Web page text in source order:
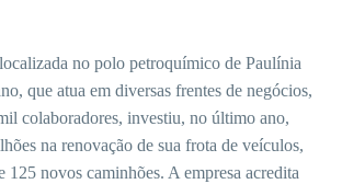
no polo petroquímico de Paulínia
que atua em diversas frentes de negócios,
colaboradores, investiu, no último ano,
na renovação de sua frota de veículos,
125 novos caminhões. A empresa acredita